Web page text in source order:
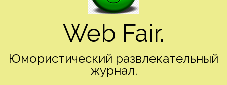
Web Fair.
Юмористический развлекательный
журнал.